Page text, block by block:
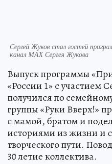
Сергей Жуков стал гостей
канал МАХ Сергея Жукова
Выпуск программы
«России 1» с участием
получился по
группы «Руки Вверх!»
с мамой, братом и
историями из жизни и
творческого пути.
30 летие коллектива.